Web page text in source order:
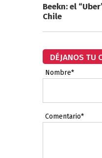
Beekn: el
Chile
DÉJANOS TU
Nombre*
Comentario*